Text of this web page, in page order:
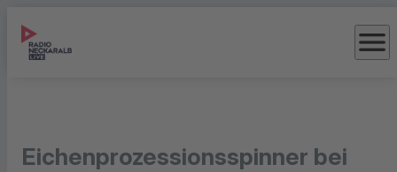
menu
Eichenprozessionsspinner bei